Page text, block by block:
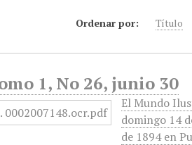
Ordenar por: Título
1, No 26, junio 30
El Mundo
domingo 14
de 1894 en